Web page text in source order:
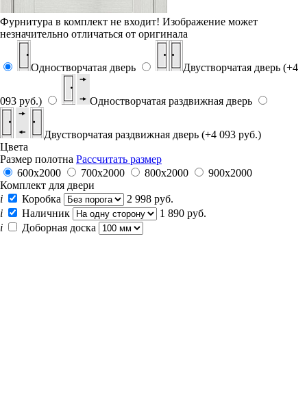
Фурнитура в комплект не входит! Изображение может
незначительно отличаться от оригинала
Одностворчатая дверь Двустворчатая дверь (+4
093 руб.) Одностворчатая раздвижная дверь
Двустворчатая раздвижная дверь (+4 093 руб.)
Цвета
Размер полотна Рассчитать размер
600x2000
700x2000 800x2000
900x2000
Комплект для двери
i
Коробка
2 998 руб.
i
Наличник
1 890 руб.
i
Доборная доска